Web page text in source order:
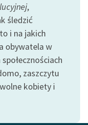
,
śledzić
i na jakich
obywatela w
zaszczytu
kobiety i